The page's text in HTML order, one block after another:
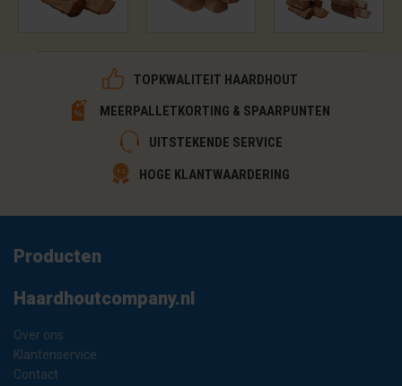
TOPKWALITEIT HAARDHOUT
MEERPALLETKORTING & SPAARPUNTEN
UITSTEKENDE SERVICE
HOGE KLANTWAARDERING
Producten
Haardhoutcompany.nl
Over ons
Klantenservice
Contact